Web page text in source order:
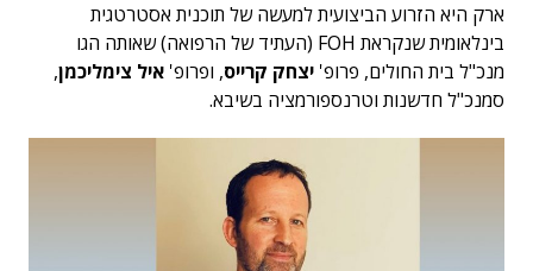
ארק היא הזרוע הביצועית למעשה של תוכנית אסטרטגית
בינלאומית שנקראת FOH (העתיד של הרפואה) שאותה הגו
מנכ"ל בית החולים, פרופ' יצחק קרייס, ופרופ' איל צימליכמן,
סמנכ"ל חדשנות וטרנספורמציה בשיבא.